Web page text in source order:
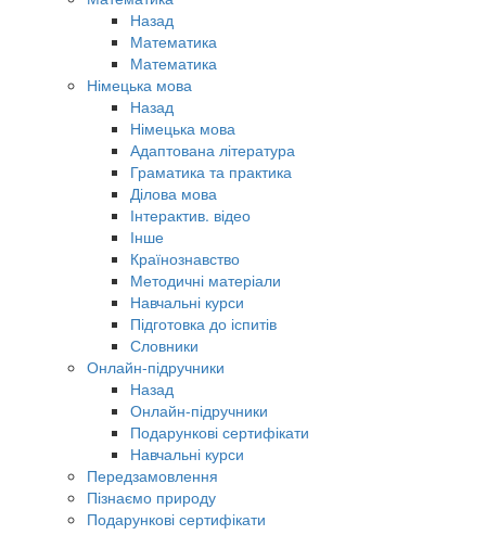
Назад
Математика
Математика
Німецька мова
Назад
Німецька мова
Адаптована література
Граматика та практика
Ділова мова
Інтерактив. відео
Інше
Країнознавство
Методичні матеріали
Навчальні курси
Підготовка до іспитів
Словники
Онлайн-підручники
Назад
Онлайн-підручники
Подарункові сертифікати
Навчальні курси
Передзамовлення
Пізнаємо природу
Подарункові сертифікати